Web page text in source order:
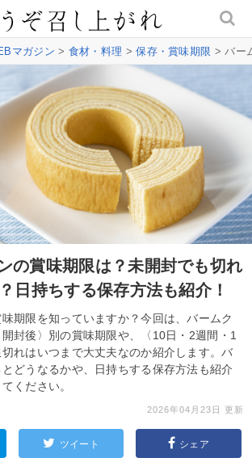
マガジン > 食材・料理 >保存・賞味期限 > バー
の賞味期限は？未開封でも切れ
日持ちする保存方法も紹介！
期限を知っていますか？今回は、バームク
封後〉別の賞味期限や、〈10日・2週間・1
れはいつまで大丈夫なのか紹介します。バ
どうなるかや、日持ちする保存方法も紹介
ください。
2026年04月23日 更新
ツイート シェア